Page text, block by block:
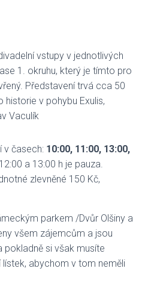
vstupy v jednotlivých
1. okruhu, který je tímto pro
Představení trvá cca 50
historie v pohybu Exulis,
Vaculík
v časech: 10:00, 11:00, 13:00,
a 13:00 h je pauza.
zlevněné 150 Kč,
parkem /Dvůr Olšiny a
všem zájemcům a jsou
pokladně si však musíte
abychom v tom neměli